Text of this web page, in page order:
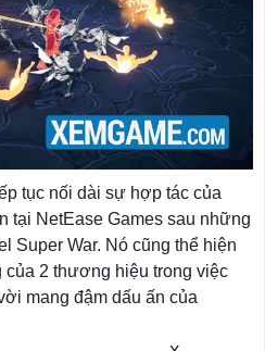
tục nối dài sự hợp tác của
tại NetEase Games sau những
Super War. Nó cũng thể hiện
của 2 thương hiệu trong việc
mang đậm dấu ấn của